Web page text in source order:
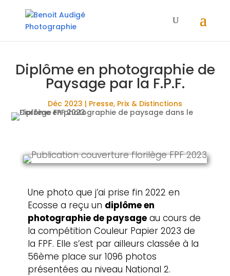
Diplôme en photographie de
Paysage par la F.P.F.
Déc 2023 | Presse, Prix & Distinctions
Une photo que j’ai prise fin 2022 en
Ecosse a reçu un diplôme en
photographie de paysageau cours de
la compétition Couleur Papier 2023 de
la FPF. Elle s’est par ailleurs classée à la
56ème place sur 1096 photos
présentées au niveau National 2.